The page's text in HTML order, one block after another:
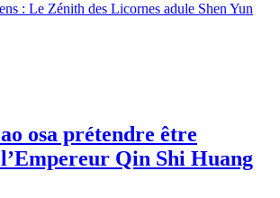
: Le Zénith des Licornes adule Shen Yun
osa prétendre être
Qin Shi Huang